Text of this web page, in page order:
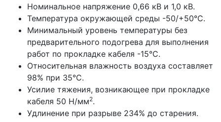
Номинальное напряжение 0,66 кВ и 1,0 кВ.
Температура окружающей среды -50/+50°С.
Минимальный уровень температуры без
предварительного подогрева для выполнения
работ по прокладке кабеля -15°С.
Относительная влажность воздуха составляет
98% при 35°С.
Усилие тяжения, возникающее при прокладке
кабеля 50 Н/мм2.
Удлинение при разрыве 234% до старения.